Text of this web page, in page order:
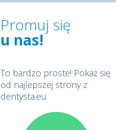
Promuj się
u nas!
To bardzo proste! Pokaż się
od najlepszej strony z
dentysta.eu